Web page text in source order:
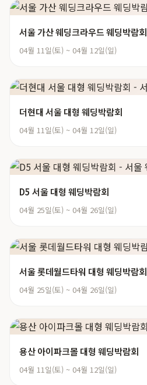
서울 가산 웨딩크라우드 웨딩박람회
04월 11일(토) ~ 04월 12일(일)
더현대 서울 대형 웨딩박람회
04월 11일(토) ~ 04월 12일(일)
D5 서울 대형 웨딩박람회
04월 25일(토) ~ 04월 26일(일)
서울 롯데월드타워 대형 웨딩박람회
04월 25일(토) ~ 04월 26일(일)
용산 아이파크몰 대형 웨딩박람회
04월 11일(토) ~ 04월 12일(일)